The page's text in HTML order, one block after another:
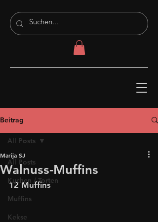
Beitrag
All Posts
Kuchen / Torten
Muffins
Kekse
All Posts
Walnuss-Muffins
Marija SJ
12 Muffins